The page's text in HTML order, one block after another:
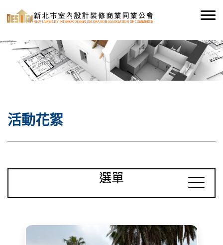
活動花絮
選單